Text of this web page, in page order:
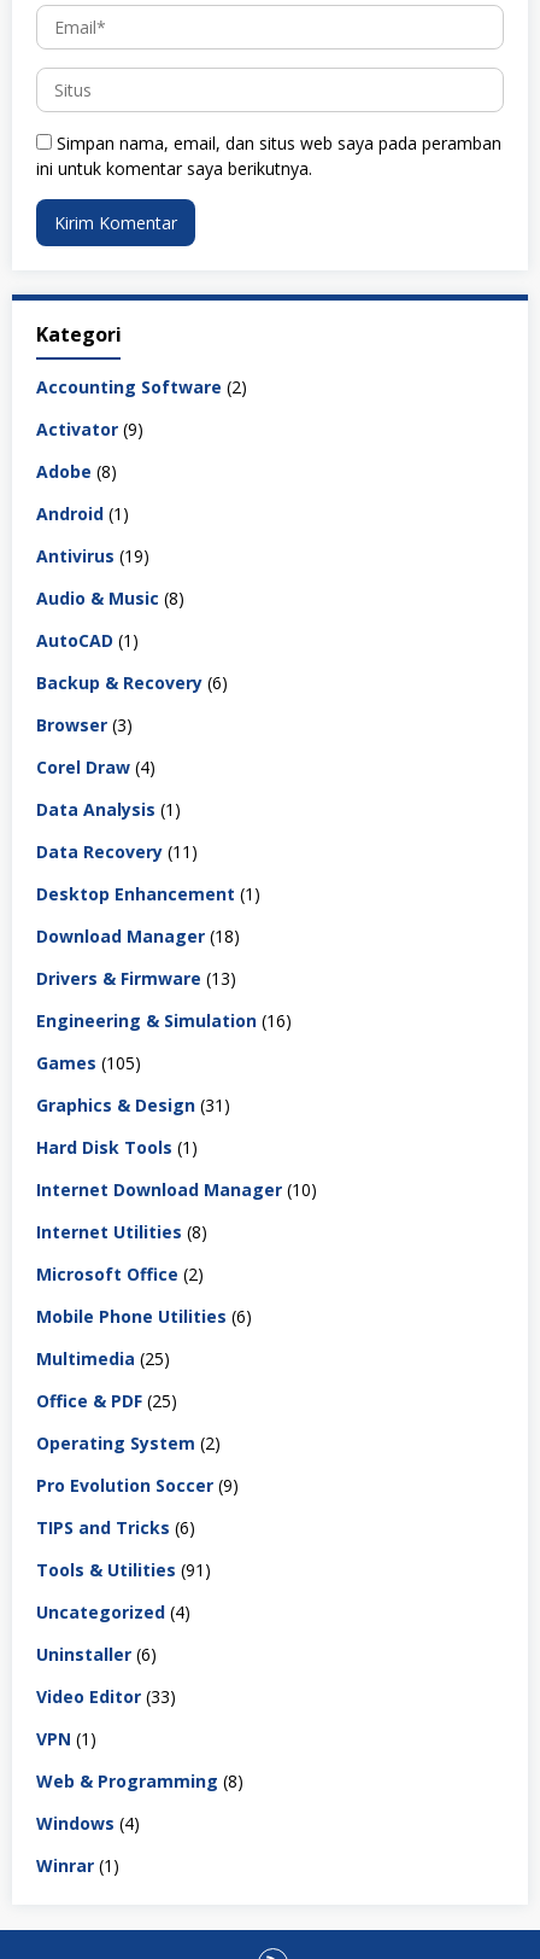
Simpan nama, email, dan situs web saya pada peramban
ini untuk komentar saya berikutnya.
Kategori
Accounting Software (2)
Activator (9)
Adobe (8)
Android (1)
Antivirus (19)
Audio & Music (8)
AutoCAD (1)
Backup & Recovery (6)
Browser (3)
Corel Draw (4)
Data Analysis (1)
Data Recovery (11)
Desktop Enhancement (1)
Download Manager (18)
Drivers & Firmware (13)
Engineering & Simulation (16)
Games (105)
Graphics & Design (31)
Hard Disk Tools (1)
Internet Download Manager (10)
Internet Utilities (8)
Microsoft Office (2)
Mobile Phone Utilities (6)
Multimedia (25)
Office & PDF (25)
Operating System (2)
Pro Evolution Soccer (9)
TIPS and Tricks (6)
Tools & Utilities (91)
Uncategorized (4)
Uninstaller (6)
Video Editor (33)
VPN (1)
Web & Programming (8)
Windows (4)
Winrar (1)